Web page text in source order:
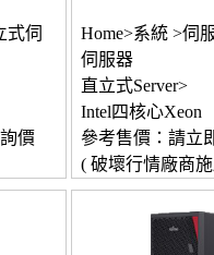
式伺
價
Home>系統 >伺
伺服器
直立式Server>
Intel四核心Xeon
參考售價：請立
( 破壞行情廠商